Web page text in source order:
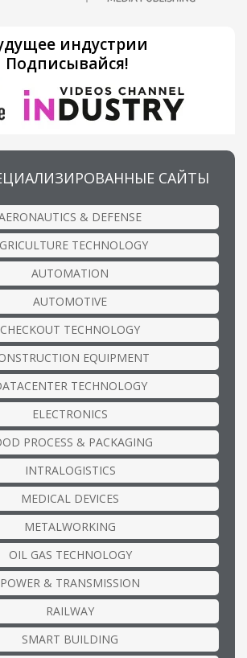
индустрии
Подписывайся!
САЙТЫ
& DEFENSE
TECHNOLOGY
AUTOMATION
AUTOMOTIVE
CHECKOUT TECHNOLOGY
EQUIPMENT
TECHNOLOGY
ELECTRONICS
PROCESS & PACKAGING
INTRALOGISTICS
MEDICAL DEVICES
METALWORKING
OIL GAS TECHNOLOGY
POWER & TRANSMISSION
RAILWAY
SMART BUILDING